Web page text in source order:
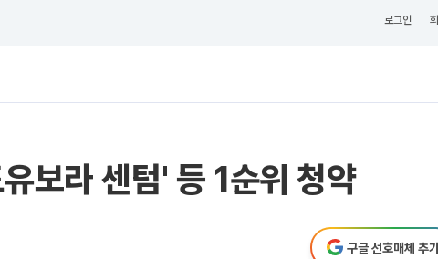
로그인
보라 센텀' 등 1순위 청약
구글 선호매체 추